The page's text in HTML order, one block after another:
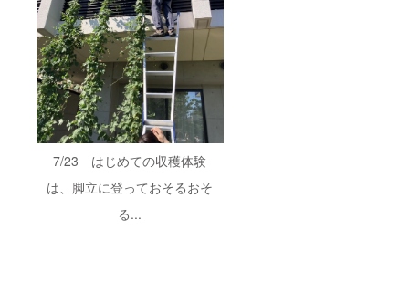
7/23 はじめての収穫体験
は、脚立に登っておそるおそ
る...